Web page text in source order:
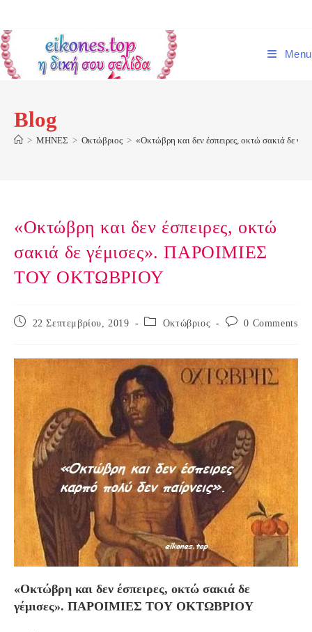
content
Menu
Blog
> ΜΗΝΕΣ > Οκτώβριος > «Οκτώβρη και δεν έσπειρες, οκτώ σακιά δε
«Οκτώβρη και δεν έσπειρες, οκτώ
σακιά δε γέμισες». ΠΑΡΟΙΜΙΕΣ
ΤΟΥ ΟΚΤΩΒΡΙΟΥ
Post
22 Σεπτεμβρίου, 2019
Post Οκτώβριος
Post 0 Comments
«Οκτώβρη και δεν έσπειρες, οκτώ σακιά δε
γέμισες». ΠΑΡΟΙΜΙΕΣ ΤΟΥ ΟΚΤΩΒΡΙΟΥ